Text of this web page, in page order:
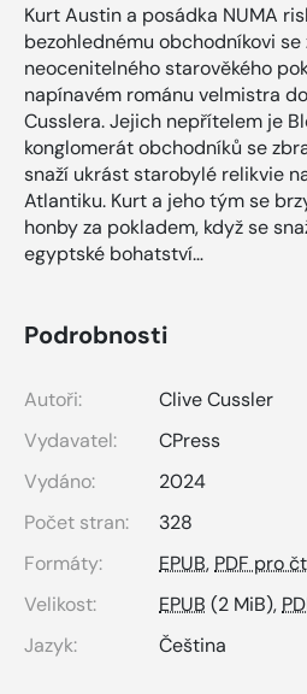
Kurt Austin a posádka NUMA
bezohlednému obchodníkovi
neocenitelného starověkého
napínavém románu velmistra
Cusslera. Jejich nepřítelem je
konglomerát obchodníků se
snaží ukrást starobylé relikvie
Atlantiku. Kurt a jeho tým se
honby za pokladem, když se
egyptské bohatství…
Podrobnosti
Autoři:
Clive Cussler
Vydavatel:
CPress
Vydáno:
2024
Počet stran:
328
Formáty:
EPUB, PDF pro
Velikost:
EPUB (2 MiB),
Jazyk:
Čeština